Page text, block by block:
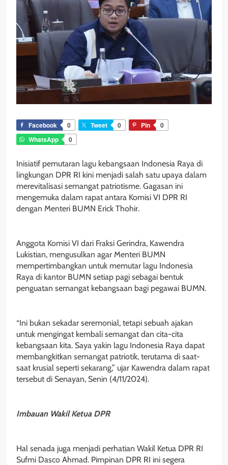
Facebook 0 Tweet 0 Pin
0
WhatsApp
0
Inisiatif pemutaran lagu kebangsaan Indonesia Raya di
lingkungan DPR RI kini menjadi salah satu upaya dalam
merevitalisasi semangat patriotisme. Gagasan ini
mengemuka dalam rapat antara Komisi VI DPR RI
dengan Menteri BUMN Erick Thohir.
Anggota Komisi VI dari Fraksi Gerindra, Kawendra
Lukistian, mengusulkan agar Menteri BUMN
mempertimbangkan untuk memutar lagu Indonesia
Raya di kantor BUMN setiap pagi sebagai bentuk
penguatan semangat kebangsaan bagi pegawai BUMN.
“Ini bukan sekadar seremonial, tetapi sebuah ajakan
untuk mengingat kembali semangat dan cita-cita
kebangsaan kita. Saya yakin lagu Indonesia Raya dapat
membangkitkan semangat patriotik, terutama di saat-
saat krusial seperti sekarang,” ujar Kawendra dalam rapat
tersebut di Senayan, Senin (4/11/2024).
Imbauan Wakil Ketua DPR
Hal senada juga menjadi perhatian Wakil Ketua DPR RI
Sufmi Dasco Ahmad. Pimpinan DPR RI ini segera